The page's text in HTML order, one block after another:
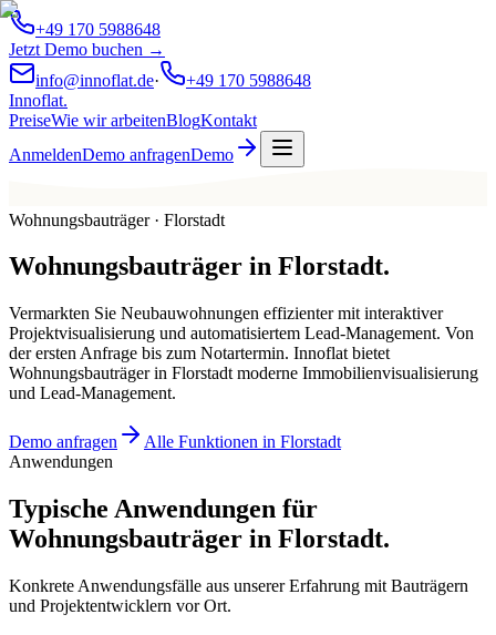
+49 170 5988648
Jetzt Demo buchen →
info@innoflat.de·
+49 170 5988648
Innoflat.
PreiseWie wir arbeitenBlogKontakt
AnmeldenDemo anfragenDemo
Wohnungsbauträger · Florstadt
Wohnungsbauträger in Florstadt.
Vermarkten Sie Neubauwohnungen effizienter mit interaktiver
Projektvisualisierung und automatisiertem Lead-Management. Von
der ersten Anfrage bis zum Notartermin. Innoflat bietet
Wohnungsbauträger in Florstadt moderne Immobilienvisualisierung
und Lead-Management.
Demo anfragen
Alle Funktionen in Florstadt
Anwendungen
Typische Anwendungen für
Wohnungsbauträger in Florstadt.
Konkrete Anwendungsfälle aus unserer Erfahrung mit Bauträgern
und Projektentwicklern vor Ort.